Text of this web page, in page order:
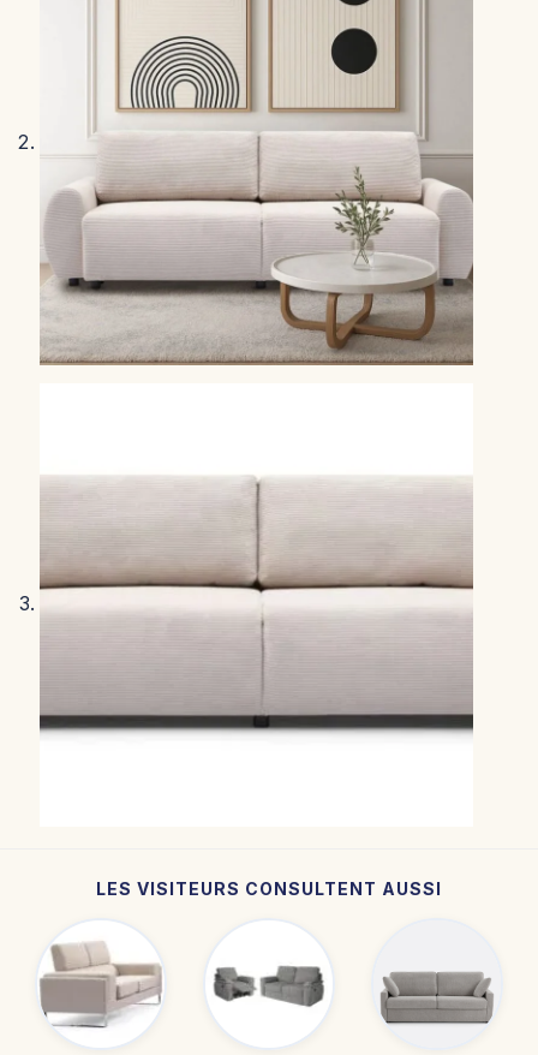
LES VISITEURS CONSULTENT AUSSI